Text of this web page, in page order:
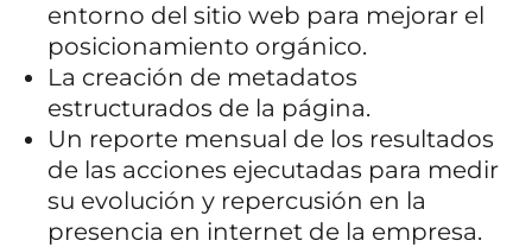
entorno del sitio web para mejorar el
posicionamiento orgánico.
La creación de metadatos
estructurados de la página.
Un reporte mensual de los resultados
de las acciones ejecutadas para medir
su evolución y repercusión en la
presencia en internet de la empresa.